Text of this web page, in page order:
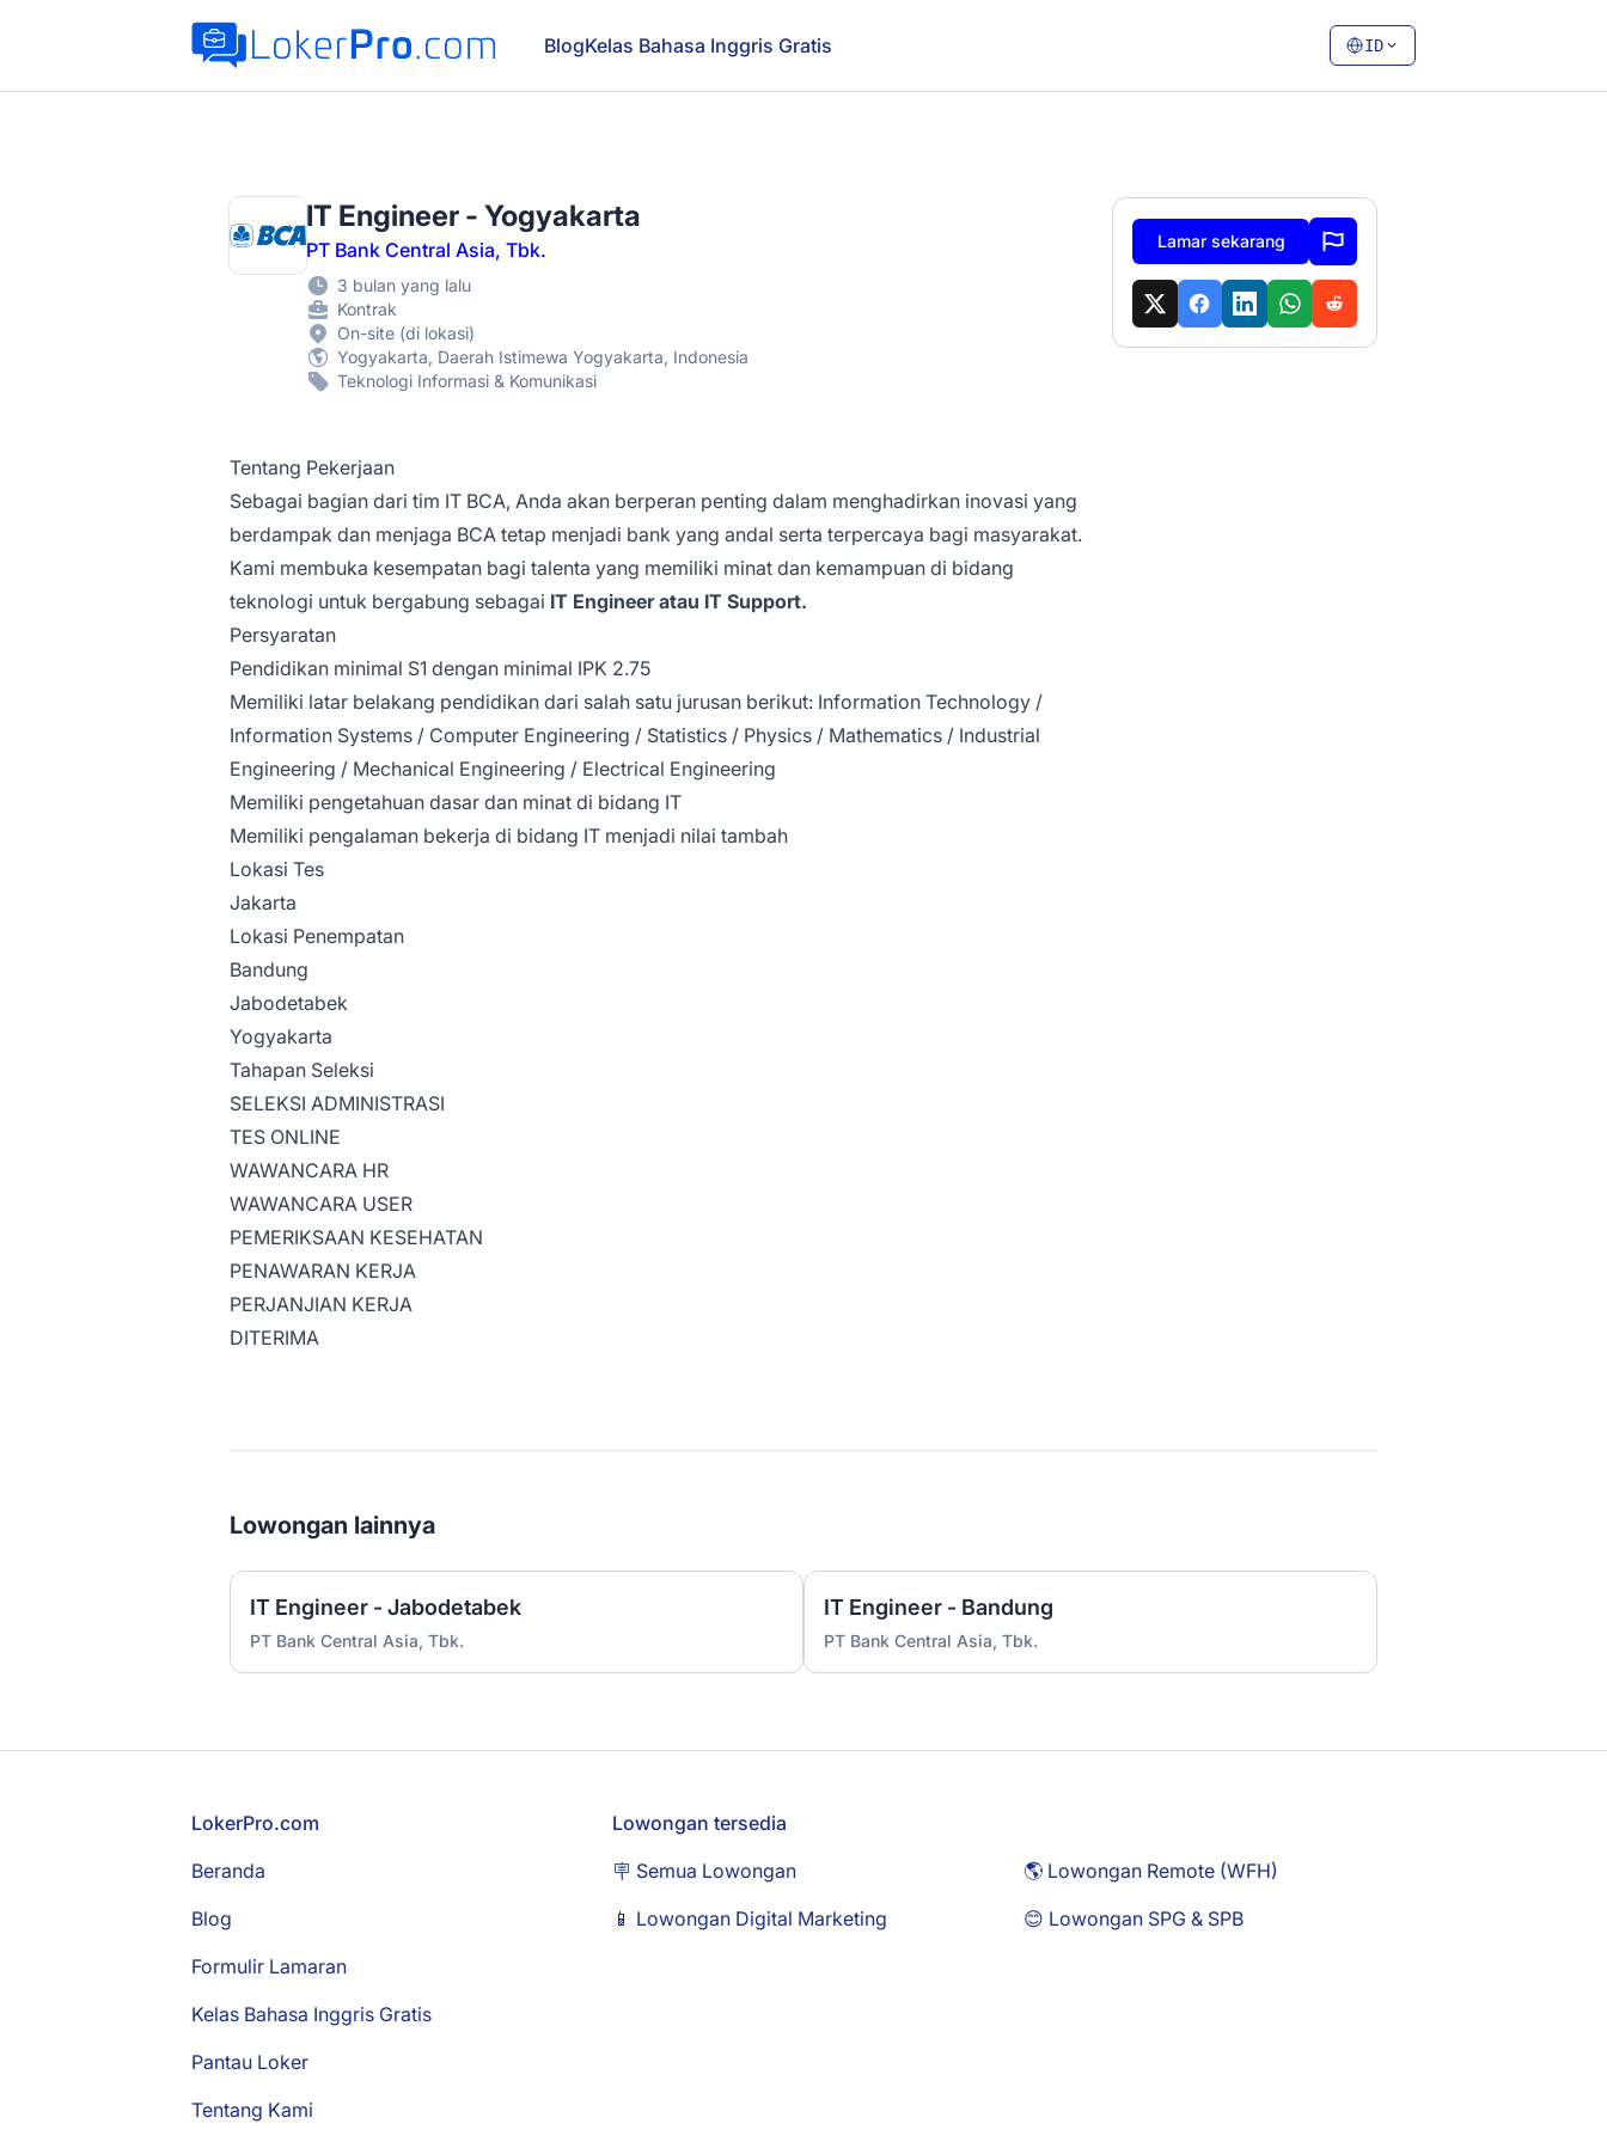
LokerPro.com
BlogKelas Bahasa Inggris Gratis ID
IT Engineer - Yogyakarta
PT Bank Central Asia, Tbk.
3 bulan yang lalu
Kontrak
On-site (di lokasi)
Yogyakarta, Daerah Istimewa Yogyakarta, Indonesia
Teknologi Informasi & Komunikasi
Tentang Pekerjaan
Sebagai bagian dari tim IT BCA, Anda akan berperan penting dalam menghadirkan inovasi yang
berdampak dan menjaga BCA tetap menjadi bank yang andal serta terpercaya bagi masyarakat.
Kami membuka kesempatan bagi talenta yang memiliki minat dan kemampuan di bidang
teknologi untuk bergabung sebagai IT Engineer atau IT Support.
Persyaratan
Pendidikan minimal S1 dengan minimal IPK 2.75
Memiliki latar belakang pendidikan dari salah satu jurusan berikut: Information Technology /
Information Systems / Computer Engineering / Statistics / Physics / Mathematics / Industrial
Engineering / Mechanical Engineering / Electrical Engineering
Memiliki pengetahuan dasar dan minat di bidang IT
Memiliki pengalaman bekerja di bidang IT menjadi nilai tambah
Lokasi Tes
Jakarta
Lokasi Penempatan
Bandung
Jabodetabek
Yogyakarta
Tahapan Seleksi
SELEKSI ADMINISTRASI
TES ONLINE
WAWANCARA HR
WAWANCARA USER
PEMERIKSAAN KESEHATAN
PENAWARAN KERJA
PERJANJIAN KERJA
DITERIMA
Lamar sekarang
Lowongan lainnya
IT Engineer - Jabodetabek
PT Bank Central Asia, Tbk.
IT Engineer - Bandung
PT Bank Central Asia, Tbk.
LokerPro.com
Beranda
Blog
Formulir Lamaran
Kelas Bahasa Inggris Gratis
Pantau Loker
Tentang Kami
Lowongan tersedia
🪧 Semua Lowongan
🌎 Lowongan Remote (WFH)
📱 Lowongan Digital Marketing
😊 Lowongan SPG & SPB